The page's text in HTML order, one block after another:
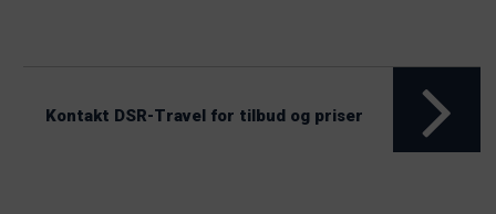
Kontakt DSR-Travel for tilbud og priser